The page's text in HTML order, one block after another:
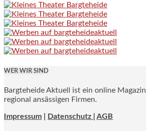
WER WIR SIND
Bargteheide Aktuell ist ein online
regional ansässigen Firmen.
Impressum Datenschutz | AGB